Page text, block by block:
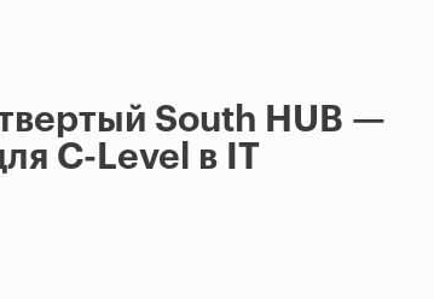
South HUB —
C-Level в IT